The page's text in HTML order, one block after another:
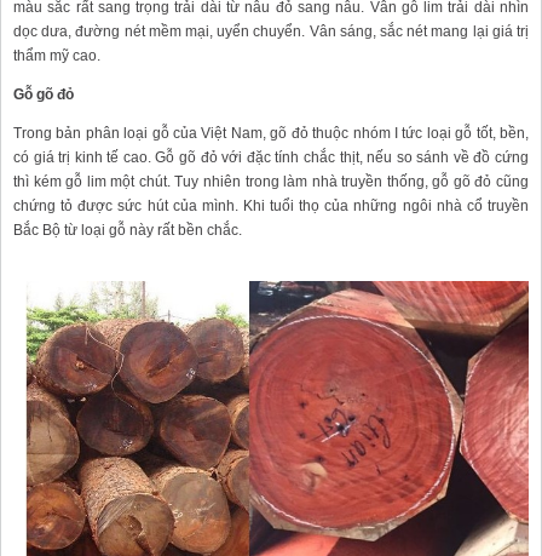
màu sắc rất sang trọng trải dài từ nâu đỏ sang nâu. Vân gỗ lim trải dài nhìn
dọc dưa, đường nét mềm mại, uyển chuyển. Vân sáng, sắc nét mang lại giá trị
thẩm mỹ cao.
Gỗ gõ đỏ
Trong bản phân loại gỗ của Việt Nam, gõ đỏ thuộc nhóm I tức loại gỗ tốt, bền,
có giá trị kinh tế cao. Gỗ gõ đỏ với đặc tính chắc thịt, nếu so sánh về đồ cứng
thì kém gỗ lim một chút. Tuy nhiên trong làm nhà truyền thống, gỗ gõ đỏ cũng
chứng tỏ được sức hút của mình. Khi tuổi thọ của những ngôi nhà cổ truyền
Bắc Bộ từ loại gỗ này rất bền chắc.